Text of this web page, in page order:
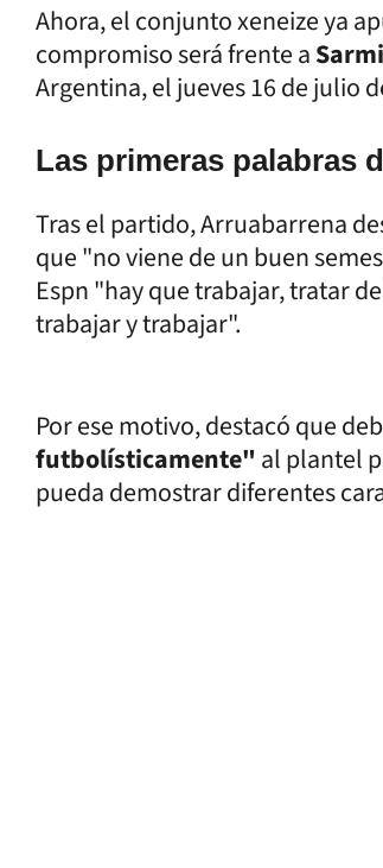
Ahora, el conjunto xeneize ya
compromiso será frente a
Argentina, el jueves 16 de julio
Las primeras palabras
Tras el partido, Arruabarrena
que "no viene de un buen
Espn "hay que trabajar, tratar
trabajar y trabajar".
Por ese motivo, destacó que
futbolísticamente"al plantel
pueda demostrar diferentes